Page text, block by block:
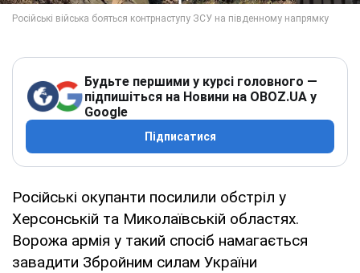
Будьте першими у курсі головного —
підпишіться на Новини на OBOZ.UA у
Google
Підписатися
Російські окупанти посилили обстріл у
Херсонській та Миколаївській областях.
Ворожа армія у такий спосіб намагається
завадити Збройним силам України